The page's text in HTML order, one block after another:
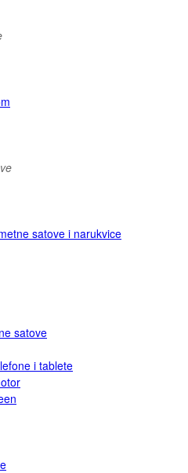
satove i narukvice
satove
i tablete